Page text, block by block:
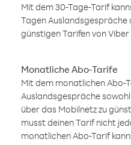
Mit dem 30-Tage-Tarif
Tagen Auslandsgespräche
günstigen Tarifen von
Monatliche Abo-Tarife
Mit dem monatlichen Abo-
Auslandsgespräche
über das Mobilnetz zu
musst deinen Tarif nicht
monatlichen Abo-Tarif